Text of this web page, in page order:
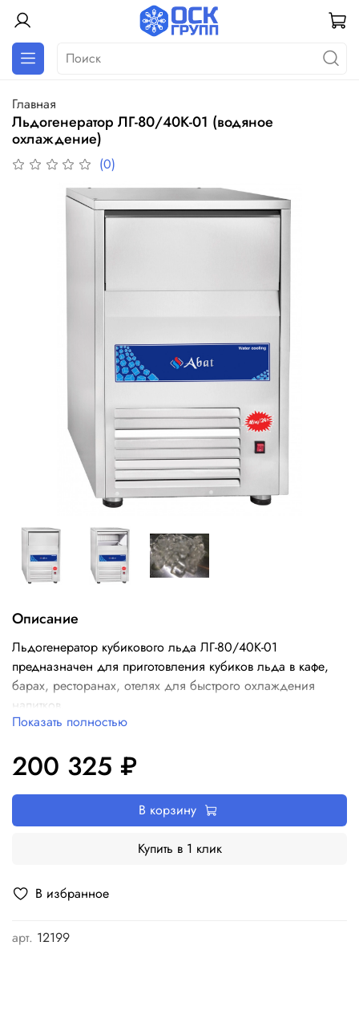
Главная
Льдогенератор ЛГ-80/40К-01 (водяное
охлаждение)
(0)
В избранное
арт. 12199
Описание
Льдогенератор кубикового льда ЛГ-80/40К-01
предназначен для приготовления кубиков льда в кафе,
барах, ресторанах, отелях для быстрого охлаждения
напитков.
Показать полностью
200 325 ₽
В корзину
Купить в 1 клик